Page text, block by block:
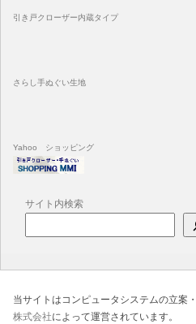
引き戸クローザー内蔵タイプ
さらし手ぬぐい生地
Yahoo ショッピング
サイト内検索
当サイトはコンピュータシステムの立案
株式会社によって運営されています。